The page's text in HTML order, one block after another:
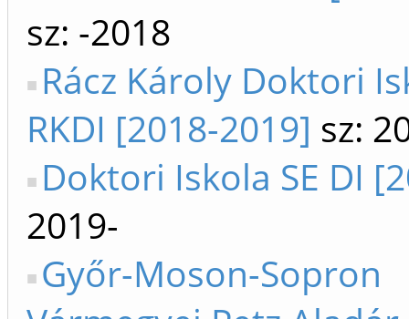
sz: -2018
Rácz Károly Doktori
RKDI [2018-2019] sz:
Doktori Iskola SE DI
2019-
Győr-Moson-Sopron